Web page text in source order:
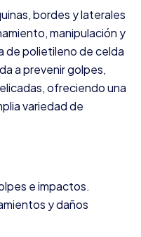
bordes y laterales
manipulación y
de polietileno de celda
a prevenir golpes,
ofreciendo una
variedad de
e impactos.
y daños